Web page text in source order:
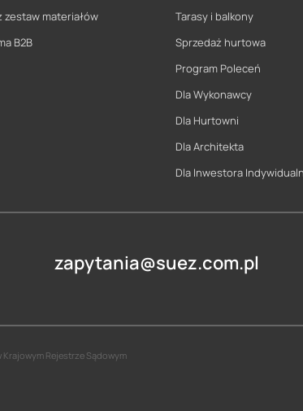
zestaw materiałów
B2B
Tarasy i balkony
Sprzedaż hurtowa
Program Poleceń
Dla Wykonawcy
Dla Hurtowni
Dla Architekta
Dla Inwestora
zapytania@suez.com.pl
Krajowym Rejestrze Sądowym